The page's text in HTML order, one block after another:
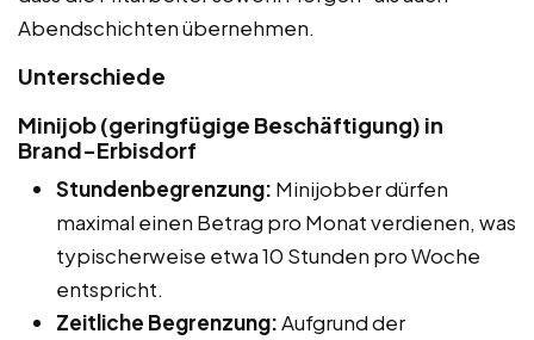
Abendschichten übernehmen.
Unterschiede
Minijob (geringfügige Beschäftigung) in
Brand-Erbisdorf
Stundenbegrenzung: Minijobber dürfen
maximal einen Betrag pro Monat verdienen, was
typischerweise etwa 10 Stunden pro Woche
entspricht.
Zeitliche Begrenzung:Aufgrund der